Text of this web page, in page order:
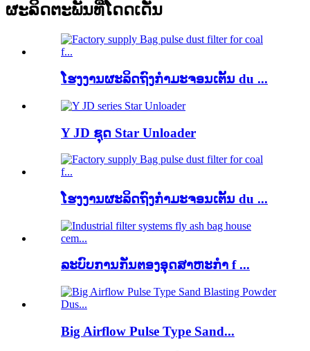
ຜະລິດຕະພັນທີ່ໂດດເດັ່ນ
ໂຮງງານຜະລິດຖົງກໍາມະຈອນເຕັ້ນ du ...
Y JD ຊຸດ Star Unloader
ໂຮງງານຜະລິດຖົງກໍາມະຈອນເຕັ້ນ du ...
ລະບົບການກັ່ນຕອງອຸດສາຫະກໍາ f ...
Big Airflow Pulse Type Sand...